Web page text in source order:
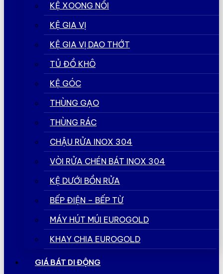
KỆ XOONG NỒI
KỆ GIA VỊ
KỆ GIA VỊ DAO THỚT
TỦ ĐỒ KHÔ
KỆ GÓC
THÙNG GẠO
THÙNG RÁC
CHẬU RỬA INOX 304
VÒI RỬA CHÉN BÁT INOX 304
KỆ DƯỚI BỒN RỬA
BẾP ĐIỆN – BẾP TỪ
MÁY HÚT MÚI EUROGOLD
KHAY CHIA EUROGOLD
GIÁ BÁT DI ĐỘNG